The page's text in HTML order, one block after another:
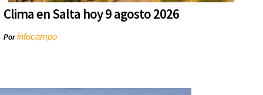
Clima en Salta hoy 9 agosto 2026
Porinfocampo